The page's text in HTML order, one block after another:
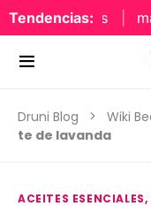
Tendencias:
Druni Blog Wiki
te de lavanda
ACEITES ESENCIALES